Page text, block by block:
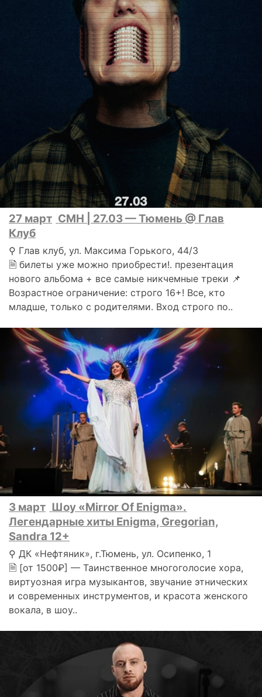
27 март CMH | 27.03 — Тюмень @ Глав
Клуб
⚲ Глав клуб, ул. Максима Горького, 44/3
🗎 билеты уже можно приобрести!. презентация
нового альбома + все самые никчемные треки 📌
Возрастное ограничение: строго 16+! Все, кто
младше, только с родителями. Вход строго по..
3 март Шоу «Mirror Of Enigma».
Легендарные хиты Enigma, Gregorian,
Sandra 12+
⚲ ДК «Нефтяник», г.Тюмень, ул. Осипенко, 1
🗎 [от 1500₽] — Таинственное многоголосие хора,
виртуозная игра музыкантов, звучание этнических
и современных инструментов, и красота женского
вокала, в шоу..